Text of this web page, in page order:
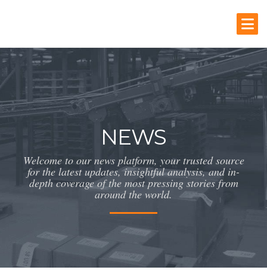
NEWS
Welcome to our news platform, your trusted source
for the latest updates, insightful analysis, and in-
depth coverage of the most pressing stories from
around the world.